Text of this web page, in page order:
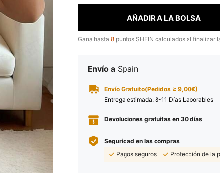
AÑADIR A LA BOLSA
Gana hasta 8 puntos SHEIN calculados al finalizar
Envío a Spain
Envío Gratuito(Pedidos ≥ 9,00€)
Entrega estimada: 8-11 Días Laborables
Devoluciones gratuitas en 30 días
Seguridad en las compras
Pagos seguros
Protección de la